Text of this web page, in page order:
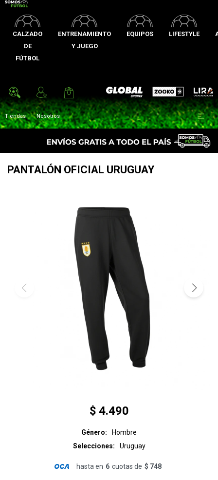
CALZADO
DE
FÚTBOL
ENTRENAMIENTO
Y JUEGO
EQUIPOS LIFESTYLE
Global Sports Zooko Lira
Tiendas Nosotros 
PANTALÓN OFICIAL URUGUAY
$ 4.490
Género
Hombre
Selecciones
Uruguay
hasta en 6 cuotas de $ 748